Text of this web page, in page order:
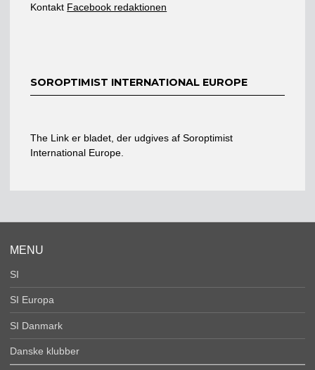
Kontakt Facebook redaktionen
SOROPTIMIST INTERNATIONAL EUROPE
The Link er bladet, der udgives af Soroptimist
International Europe.
MENU
SI
SI Europa
SI Danmark
Danske klubber